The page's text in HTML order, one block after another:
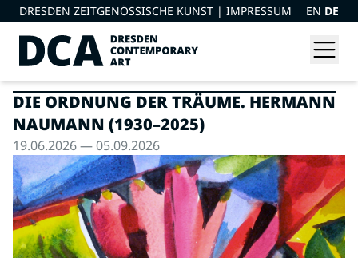
DRESDEN ZEITGENÖSSISCHE KUNST | IMPRESSUM EN DE
DIE ORDNUNG DER TRÄUME. HERMANN
NAUMANN (1930–2025)
19.06.2026 — 05.09.2026